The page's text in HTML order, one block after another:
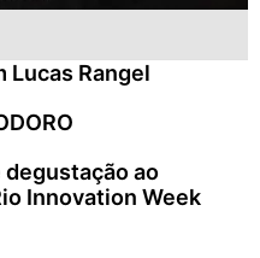
Lucas Rangel
ao
Innovation Week